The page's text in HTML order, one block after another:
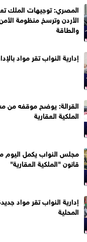
المصري: توجيهات الملك
الأردن وترسخ منظومة
والطاقة
إدارية النواب تقر مواد
القرالة: يوضح موقفه من
الملكية العقارية
مجلس النواب يكمل اليوم
قانون "الملكية العقارية"
إدارية النواب تقر مواد
المحلية